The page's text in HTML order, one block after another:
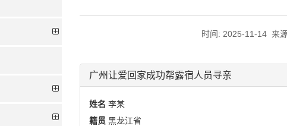
时间: 2025-11-14 来
广州让爱回家成功帮露宿人员寻亲
姓名 李某
籍贯 黑龙江省